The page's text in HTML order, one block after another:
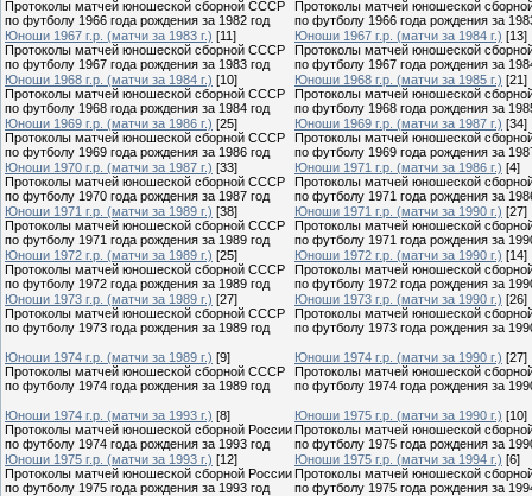
Протоколы матчей юношеской сборной СССР
по футболу 1966 года рождения за 1982 год
Протоколы матчей юношеской
по футболу 1966 года рождения за
Юноши 1967 г.р. (матчи за 1983 г.) [11]
Протоколы матчей юношеской сборной СССР
по футболу 1967 года рождения за 1983 год
Юноши 1967 г.р. (матчи за 1984 г.) [13]
Протоколы матчей юношеской
по футболу 1967 года рождения за
Юноши 1968 г.р. (матчи за 1984 г.) [10]
Протоколы матчей юношеской сборной СССР
по футболу 1968 года рождения за 1984 год
Юноши 1968 г.р. (матчи за 1985 г.) [21]
Протоколы матчей юношеской
по футболу 1968 года рождения за
Юноши 1969 г.р. (матчи за 1986 г.) [25]
Протоколы матчей юношеской сборной СССР
по футболу 1969 года рождения за 1986 год
Юноши 1969 г.р. (матчи за 1987 г.) [34]
Протоколы матчей юношеской
по футболу 1969 года рождения за
Юноши 1970 г.р. (матчи за 1987 г.) [33]
Протоколы матчей юношеской сборной СССР
по футболу 1970 года рождения за 1987 год
Юноши 1971 г.р. (матчи за 1986 г.) [4]
Протоколы матчей юношеской
по футболу 1971 года рождения за
Юноши 1971 г.р. (матчи за 1989 г.) [38]
Протоколы матчей юношеской сборной СССР
по футболу 1971 года рождения за 1989 год
Юноши 1971 г.р. (матчи за 1990 г.) [27]
Протоколы матчей юношеской
по футболу 1971 года рождения за
Юноши 1972 г.р. (матчи за 1989 г.) [25]
Протоколы матчей юношеской сборной СССР
по футболу 1972 года рождения за 1989 год
Юноши 1972 г.р. (матчи за 1990 г.) [14]
Протоколы матчей юношеской
по футболу 1972 года рождения за
Юноши 1973 г.р. (матчи за 1989 г.) [27]
Протоколы матчей юношеской сборной СССР
по футболу 1973 года рождения за 1989 год
Юноши 1973 г.р. (матчи за 1990 г.) [26]
Протоколы матчей юношеской
по футболу 1973 года рождения за
Юноши 1974 г.р. (матчи за 1989 г.) [9]
Протоколы матчей юношеской сборной СССР
по футболу 1974 года рождения за 1989 год
Юноши 1974 г.р. (матчи за 1990 г.) [27]
Протоколы матчей юношеской
по футболу 1974 года рождения за
Юноши 1974 г.р. (матчи за 1993 г.) [8]
Протоколы матчей юношеской сборной России
по футболу 1974 года рождения за 1993 год
Юноши 1975 г.р. (матчи за 1990 г.) [10]
Протоколы матчей юношеской
по футболу 1975 года рождения за
Юноши 1975 г.р. (матчи за 1993 г.) [12]
Протоколы матчей юношеской сборной России
по футболу 1975 года рождения за 1993 год
Юноши 1975 г.р. (матчи за 1994 г.) [6]
Протоколы матчей юношеской
по футболу 1975 года рождения за